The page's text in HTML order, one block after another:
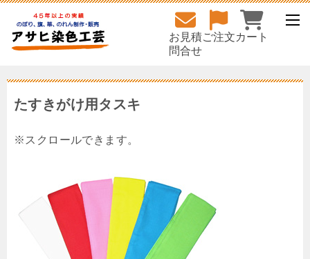
お見積
問合せ
ご注文カート
たすきがけ用タスキ